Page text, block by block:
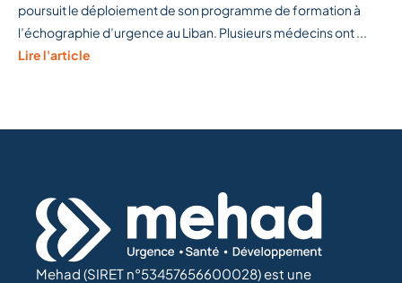
poursuit le déploiement de son programme de formation à
l’échographie d’urgence au Liban. Plusieurs médecins ont ...
Lire l'article
Mehad (SIRET n°53457656600028) est une